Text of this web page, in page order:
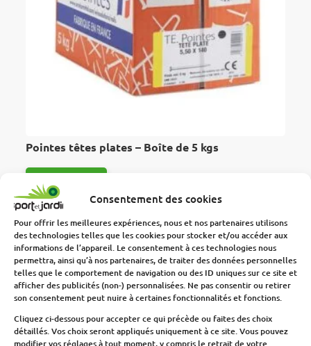
Consentement des cookies
Pour offrir les meilleures expériences, nous et nos partenaires utilisons
des technologies telles que les cookies pour stocker et/ou accéder aux
informations de l’appareil. Le consentement à ces technologies nous
permettra, ainsi qu’à nos partenaires, de traiter des données personnelles
telles que le comportement de navigation ou des ID uniques sur ce site et
afficher des publicités (non-) personnalisées. Ne pas consentir ou retirer
son consentement peut nuire à certaines fonctionnalités et fonctions.
Cliquez ci-dessous pour accepter ce qui précède ou faites des choix
détaillés. Vos choix seront appliqués uniquement à ce site. Vous pouvez
modifier vos réglages à tout moment, y compris le retrait de votre
Pointes têtes plates – Boîte de 5 kgs